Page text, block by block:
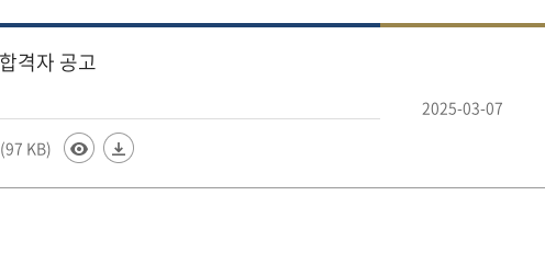
격자 공고
(97 KB)
2025-03-07